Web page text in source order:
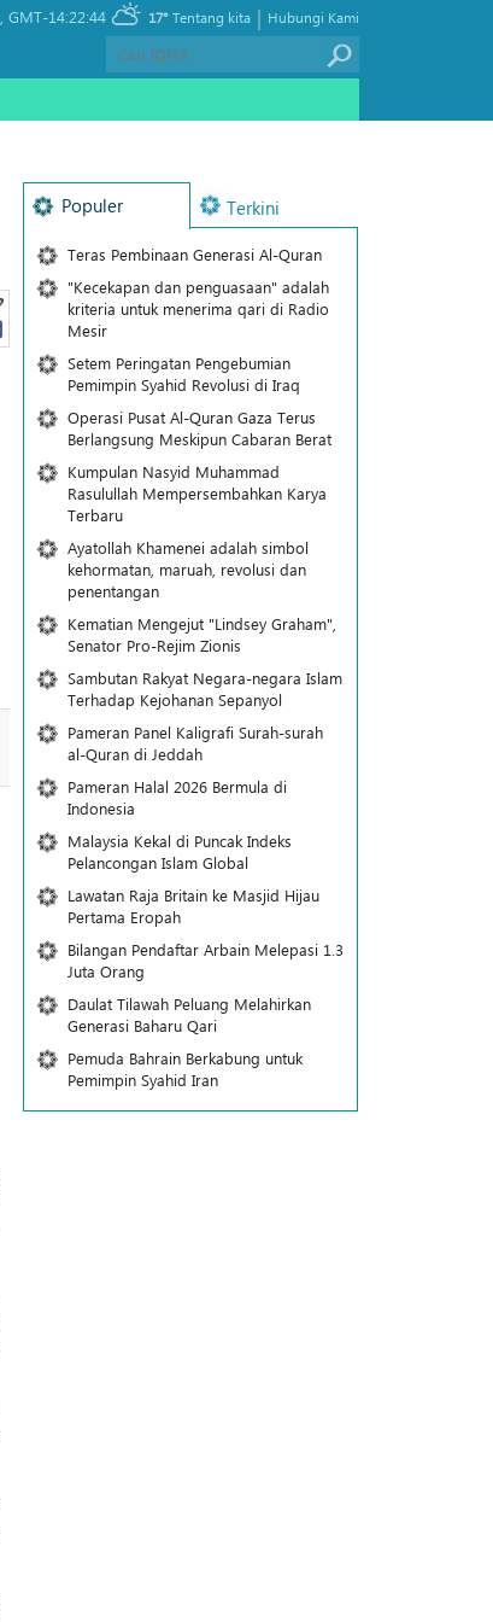
GMT-14:22:44 17° Hubungi Kami
|
Tentang kita
Populer Terkini
Teras Pembinaan Generasi Al-Quran
"Kecekapan dan penguasaan" adalah
kriteria untuk menerima qari di Radio
Mesir
Setem Peringatan Pengebumian
Pemimpin Syahid Revolusi di Iraq
Operasi Pusat Al-Quran Gaza Terus
Berlangsung Meskipun Cabaran Berat
Kumpulan Nasyid Muhammad
Rasulullah Mempersembahkan Karya
Terbaru
Ayatollah Khamenei adalah simbol
kehormatan, maruah, revolusi dan
penentangan
Kematian Mengejut "Lindsey Graham",
Senator Pro-Rejim Zionis
Sambutan Rakyat Negara-negara Islam
Terhadap Kejohanan Sepanyol
Pameran Panel Kaligrafi Surah-surah
al-Quran di Jeddah
Pameran Halal 2026 Bermula di
Indonesia
Malaysia Kekal di Puncak Indeks
Pelancongan Islam Global
Lawatan Raja Britain ke Masjid Hijau
Pertama Eropah
Bilangan Pendaftar Arbain Melepasi 1.3
Juta Orang
Daulat Tilawah Peluang Melahirkan
Generasi Baharu Qari
Pemuda Bahrain Berkabung untuk
Pemimpin Syahid Iran